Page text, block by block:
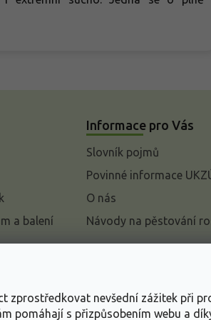
zprostředkovat nevšední zážitek při
pomáhají s přizpůsobením webu a
a balení
Informace pro Vás
Slovník pojmů
Povinné informace
O nás
Návody na pěstování